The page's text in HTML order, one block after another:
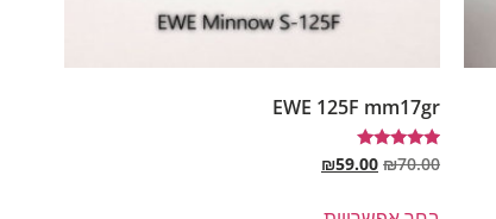
EWE 125F mm17gr
דורג
5.00
₪70.00
₪59.00